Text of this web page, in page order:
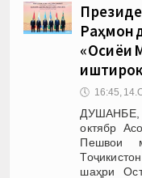
Раҳмон
«Осиёи
🕔 16:45,
ДУШАНБЕ,
октябр
Пешвои
шаҳри